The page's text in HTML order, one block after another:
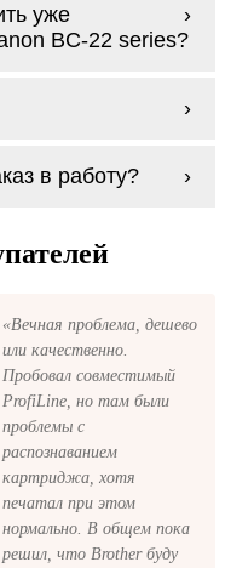
BC-22
получении
уже
BC-22 series?
У нас можно
мы при
в работу?
вами
с копией
вы не
через сервис
«Вечная проблема, дешево
или качественно.
Пробовал совместимый
ProfiLine, но там были
проблемы с
распознаванием
картриджа, хотя
печатал при этом
нормально. В общем пока
решил, что Brother буду